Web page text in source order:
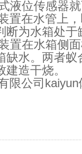
液位传感器
置在水管上
断为水箱处
置在水箱侧
缺水。两者
造干烧。
公司kaiyun